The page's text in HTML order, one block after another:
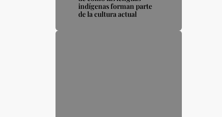
indígenas forman parte
de la cultura actual